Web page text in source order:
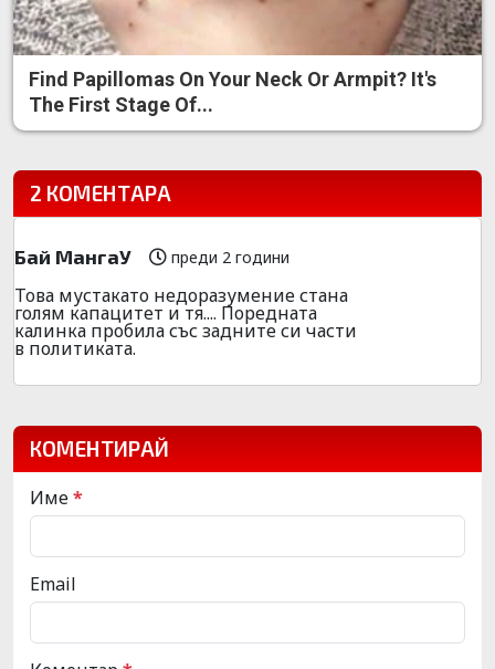
Find Papillomas On Your Neck Or Armpit? It's
The First Stage Of...
2 КОМЕНТАРА
Бай МангаУ преди 2 години
Toва мустакато недоразумение стана
голям капацитет и тя.... Поредната
калинка пробила със задните си части
в политиката.
КОМЕНТИРАЙ
Име*
Email